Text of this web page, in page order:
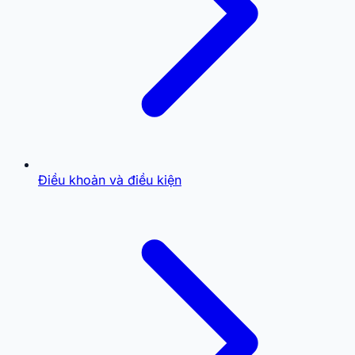
Điều khoản và điều kiện